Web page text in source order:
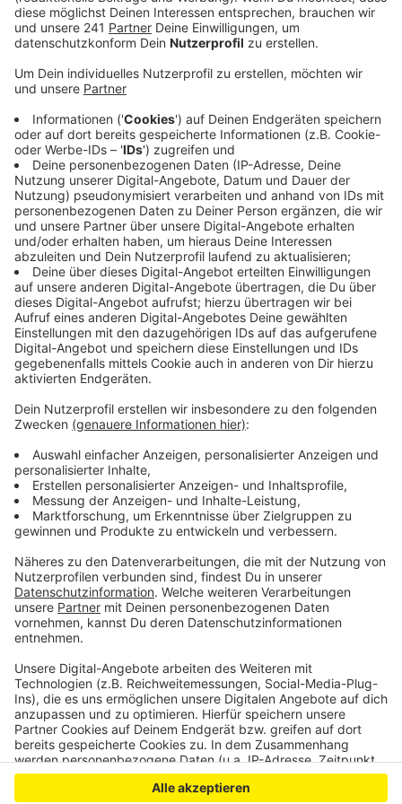
Anzeige
bekommt sofort Hilfe bei Fällen von sexueller
Belästigung.
Auch in der Katt und der Centrale ist dieser Code-Satz
bekannt. „Luisa ist hier“ ist eine bundesweite
Kampagne, mit der Mädchen und Frauen bei sexueller
Belästigung unkompliziert und unauffällig nach Hilfe
fragen können um der Situation zu entkommen.
Die Kampagne kommt bereits zum dritten Mal auf der
Herbst-Kirmes, die am 23. August startet, zum Einsatz.
Dafür hat sich die Stadt mit der Fachberatungsstelle
gegen sexualisierte Gewalt Frauen-Zimmer aus
Burscheid zusammengetan. Insgesamt gibt es auf der
Kirmes zwei DRK-Stationen mit geschultem Personal:
Einmal am Schwanenplatz und auf Höhe der Sparkasse
in der Telegrafenstraße.
Anzeige
Anzeige